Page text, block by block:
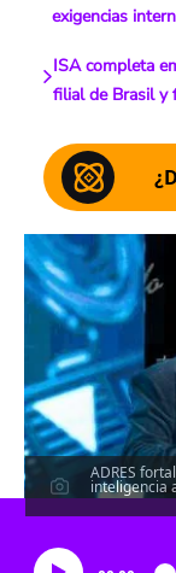
exigencias
ISA completa
filial de Brasil y
ADRES
inteligencia